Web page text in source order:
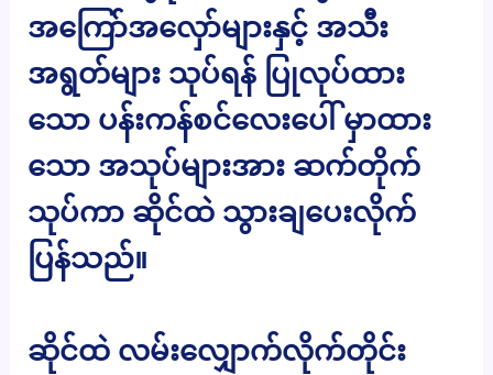
အကြော်အလှော်များနှင့် အသီး
အရွတ်များ သုပ်ရန် ပြုလုပ်ထား
သော ပန်းကန်စင်လေးပေါ် မှာထား
သော အသုပ်များအား ဆက်တိုက်
သုပ်ကာ ဆိုင်ထဲ သွားချပေးလိုက်
ပြန်သည်။
ဆိုင်ထဲ လမ်းလျှောက်လိုက်တိုင်း